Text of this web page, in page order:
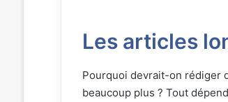
Les articles
Pourquoi devrait-on rédiger
beaucoup plus ? Tout